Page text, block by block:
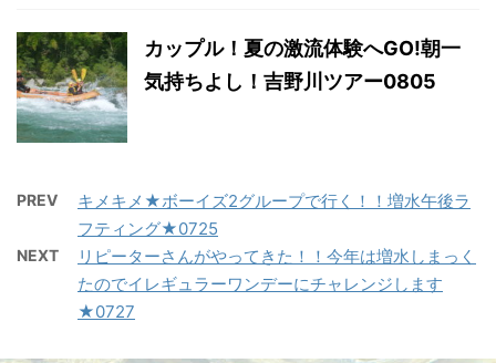
カップル！夏の激流体験へGO!朝一
気持ちよし！吉野川ツアー0805
PREV
キメキメ★ボーイズ2グループで行く！！増水午後ラ
フティング★0725
NEXT
リピーターさんがやってきた！！今年は増水しまっく
たのでイレギュラーワンデーにチャレンジします
★0727